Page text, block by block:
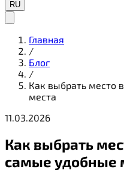
RU
Главная
/
Блог
/
Как выбрать место
места
11.03.2026
Как выбрать
самые удобные